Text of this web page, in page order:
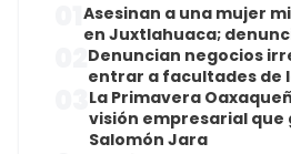
Asesinan a una mujer
en Juxtlahuaca;
Denuncian negocios
entrar a facultades de
La Primavera
visión empresarial que
Salomón Jara